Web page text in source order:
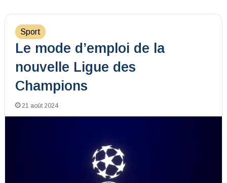
Sport
Le mode d’emploi de la
nouvelle Ligue des
Champions
21 août 2024